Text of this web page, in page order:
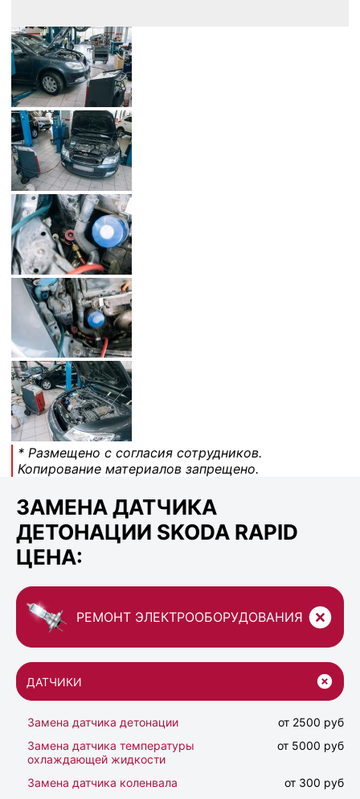
* Размещено с согласия сотрудников.
Копирование материалов запрещено.
ЗАМЕНА ДАТЧИКА
ДЕТОНАЦИИ SKODA RAPID
ЦЕНА:
РЕМОНТ ЭЛЕКТРООБОРУДОВАНИЯ
ДАТЧИКИ
Замена датчика детонации
от 2500 руб
Замена датчика температуры
охлаждающей жидкости
от 5000 руб
Замена датчика коленвала от 300 руб